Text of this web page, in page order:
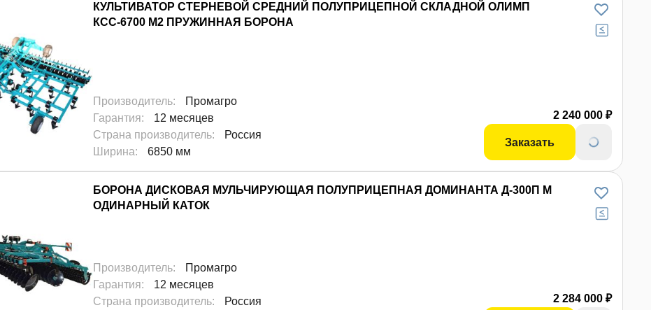
КУЛЬТИВАТОР СТЕРНЕВОЙ СРЕДНИЙ ПОЛУПРИЦЕПНОЙ СКЛАДНОЙ ОЛИМП
КСС-6700 М2 ПРУЖИННАЯ БОРОНА
Производитель:
Промагро
Гарантия:
12 месяцев
Страна производитель:
Россия
Ширина: 6850 мм
2 240 000 ₽
Заказать
БОРОНА ДИСКОВАЯ МУЛЬЧИРУЮЩАЯ ПОЛУПРИЦЕПНАЯ ДОМИНАНТА Д-300П М
ОДИНАРНЫЙ КАТОК
Производитель:
Промагро
Гарантия:
12 месяцев
Страна производитель: Россия 2 284 000 ₽